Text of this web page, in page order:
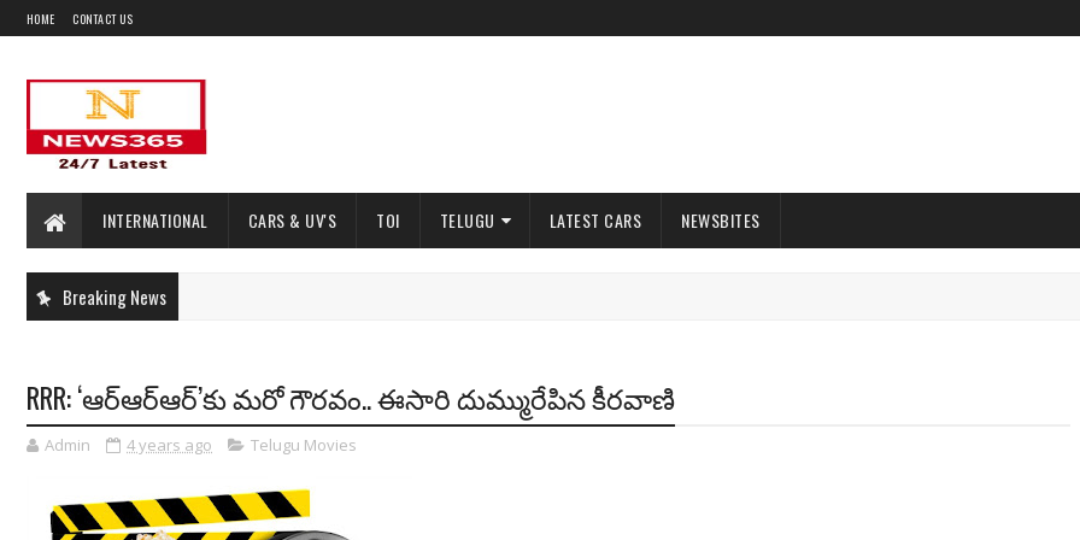
HOME CONTACT US
INTERNATIONAL CARS & UV'S TOI TELUGU LATEST CARS NEWSBITES
Breaking News
RRR: ‘ఆర్‌ఆర్‌ఆర్’కు మరో గౌరవం.. ఈసారి దుమ్మురేపిన కీరవాణి
Admin 4 years ago Telugu Movies